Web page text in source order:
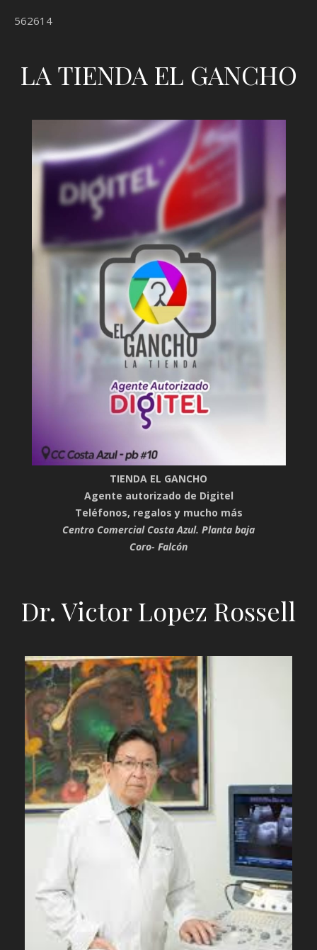
562614
LA TIENDA EL GANCHO
TIENDA EL GANCHO
Agente autorizado de Digitel
Teléfonos, regalos y mucho más
Centro Comercial Costa Azul. Planta baja
Coro- Falcón
Dr. Victor Lopez Rossell